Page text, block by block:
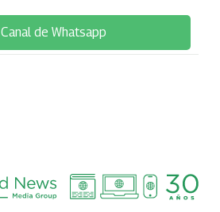
Canal de Whatsapp